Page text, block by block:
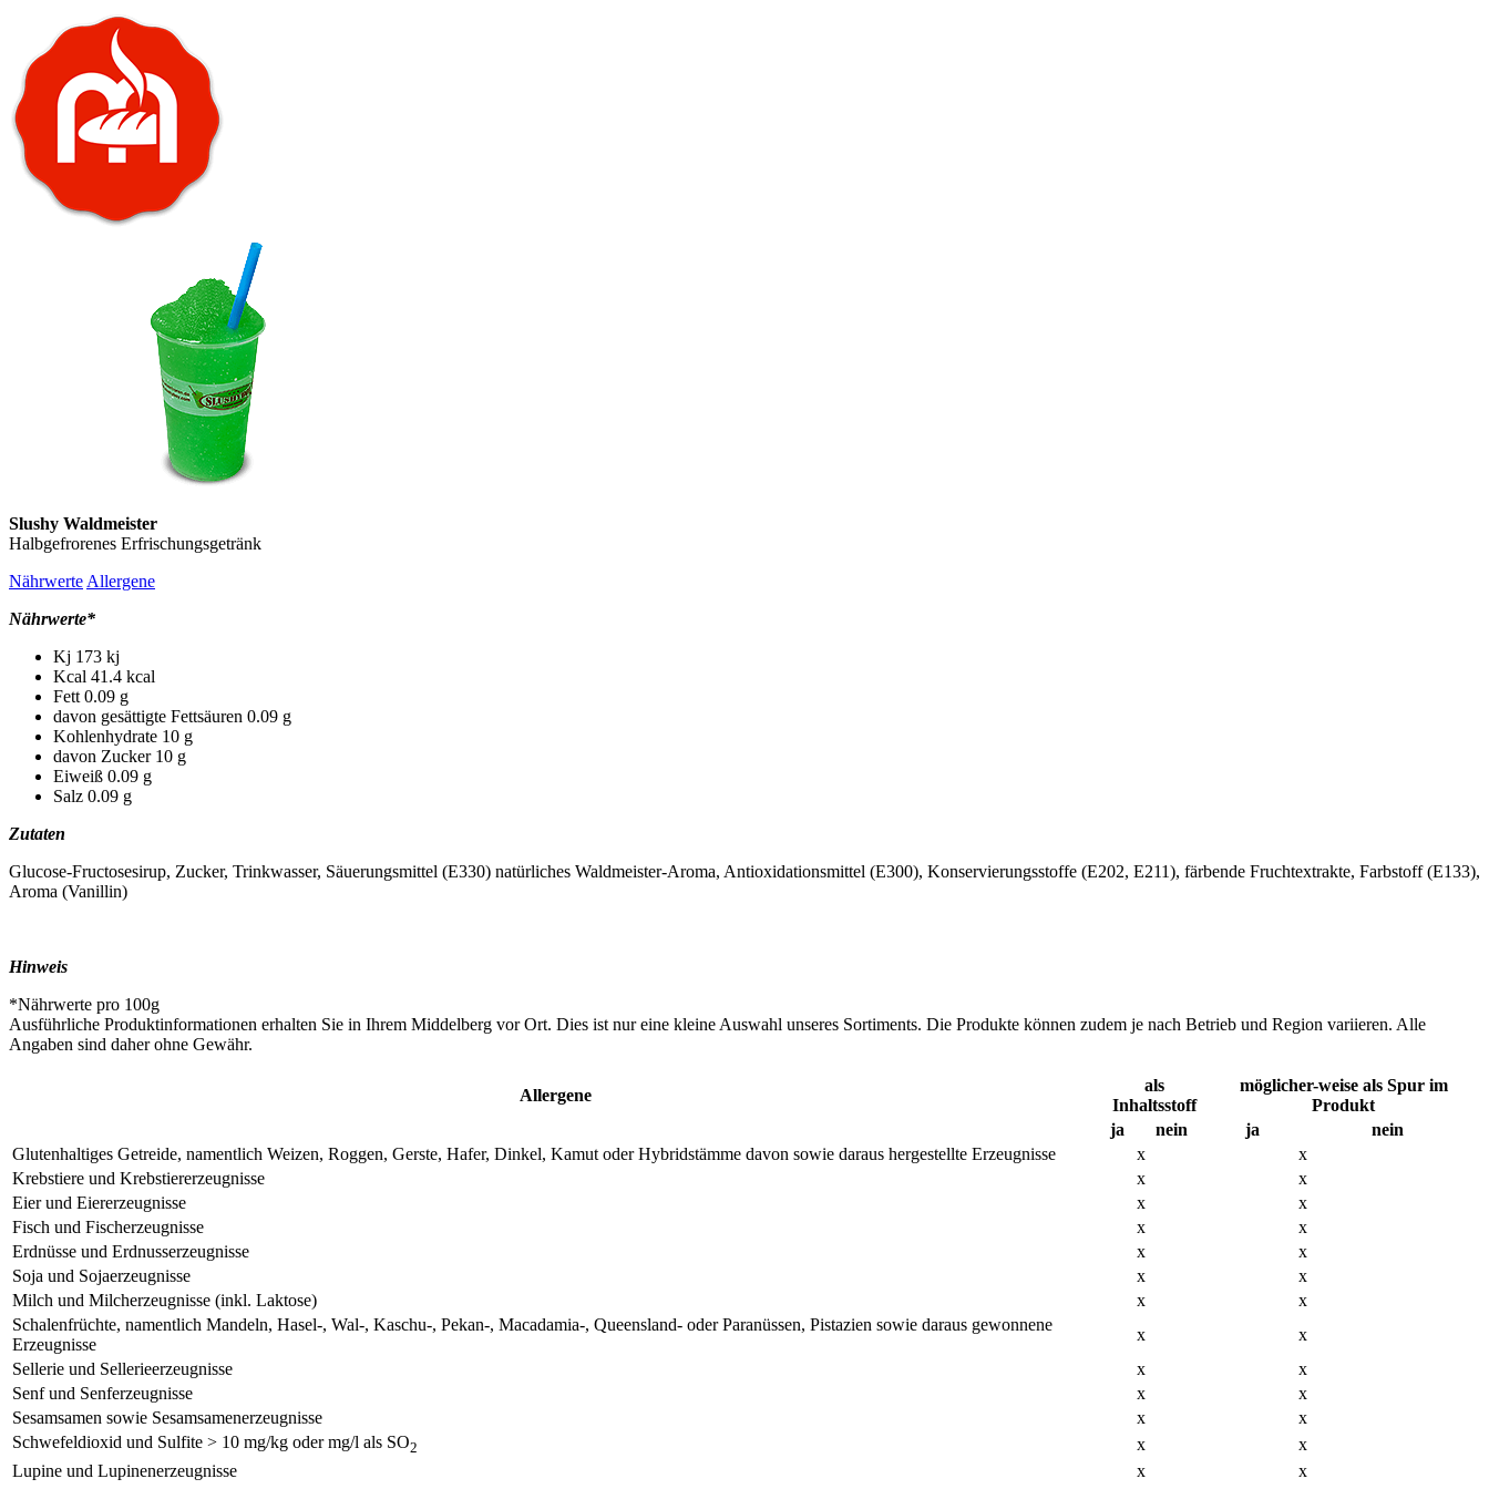
Slushy Waldmeister
Halbgefrorenes Erfrischungsgetränk
Nährwerte Allergene
Nährwerte*
Kj 173 kj
Kcal 41.4 kcal
Fett 0.09 g
davon gesättigte Fettsäuren 0.09 g
Kohlenhydrate 10 g
davon Zucker 10 g
Eiweiß 0.09 g
Salz 0.09 g
Zutaten
Glucose-Fructosesirup, Zucker, Trinkwasser, Säuerungsmittel (E330) natürliches Waldmeister-Aroma, Antioxidationsmittel (E300), Konservierungsstoffe (E202, E211), färbende Fruchtextrakte, Farbstoff (E133),
Aroma (Vanillin)
Hinweis
*Nährwerte pro 100g
Ausführliche Produktinformationen erhalten Sie in Ihrem Middelberg vor Ort. Dies ist nur eine kleine Auswahl unseres Sortiments. Die Produkte können zudem je nach Betrieb und Region variieren. Alle
Angaben sind daher ohne Gewähr.
Allergene
als
Inhaltsstoff
möglicher-weise als Spur im
Produkt
ja
nein ja
nein
Glutenhaltiges Getreide, namentlich Weizen, Roggen, Gerste, Hafer, Dinkel, Kamut oder Hybridstämme davon sowie daraus hergestellte Erzeugnisse
x
x
Krebstiere und Krebstiererzeugnisse
x
x
Eier und Eiererzeugnisse
x
x
Fisch und Fischerzeugnisse
x
x
Erdnüsse und Erdnusserzeugnisse
x
x
Soja und Sojaerzeugnisse
x
x
Milch und Milcherzeugnisse (inkl. Laktose)
x
x
Schalenfrüchte, namentlich Mandeln, Hasel-, Wal-, Kaschu-, Pekan-, Macadamia-, Queensland- oder Paranüssen, Pistazien sowie daraus gewonnene
Erzeugnisse
x
x
Sellerie und Sellerieerzeugnisse
x
x
Senf und Senferzeugnisse
x
x
Sesamsamen sowie Sesamsamenerzeugnisse
x
x
Schwefeldioxid und Sulfite > 10 mg/kg oder mg/l als SO2 x
x
Lupine und Lupinenerzeugnisse
x
x